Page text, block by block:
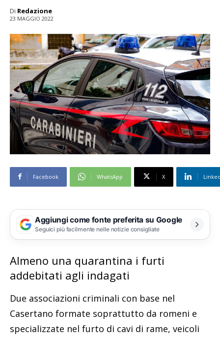
Di Redazione
23 MAGGIO 2022
Facebook WhatsApp X
Aggiungi come fonte preferita su Google
Seguici più facilmente nelle notizie consigliate
Almeno una quarantina i furti
addebitati agli indagati
Due associazioni criminali con base nel
Casertano formate soprattutto da romeni e
specializzate nel furto di cavi di rame, veicoli